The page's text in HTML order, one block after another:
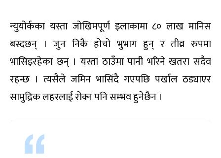
न्युयोर्कका यस्ता जोखिमपूर्ण इलाकामा ८० लाख मानिस
बस्दछन् । जुन निकै होचो भुभाग हुन् र तीव्र रुपमा
भासिइरहेका छन् । यस्ता ठाउँमा पानी भरिने खतरा सदैव
रहन्छ । त्यसैले जमिन भासिंदै गएपछि पर्खाल ठड्याएर
सामुद्रिक लहरलाई रोक्न पनि सम्भव हुनेछैन ।